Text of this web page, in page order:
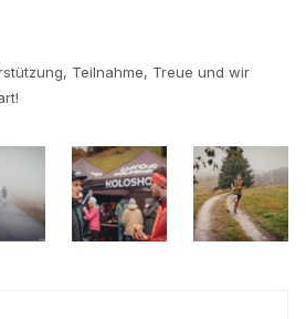
Teilnahme, Treue und wir